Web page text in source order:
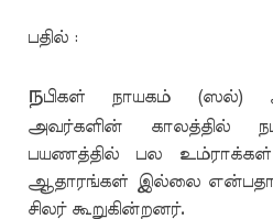
பதில் :
நபிகள் நாயகம் (ஸல்)
அவர்களின் காலத்தில்
பயணத்தில் பல உம்ராக்கள்
ஆதாரங்கள் இல்லை
சிலர் கூறுகின்றனர்.